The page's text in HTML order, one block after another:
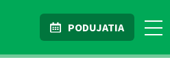
PODUJATIA